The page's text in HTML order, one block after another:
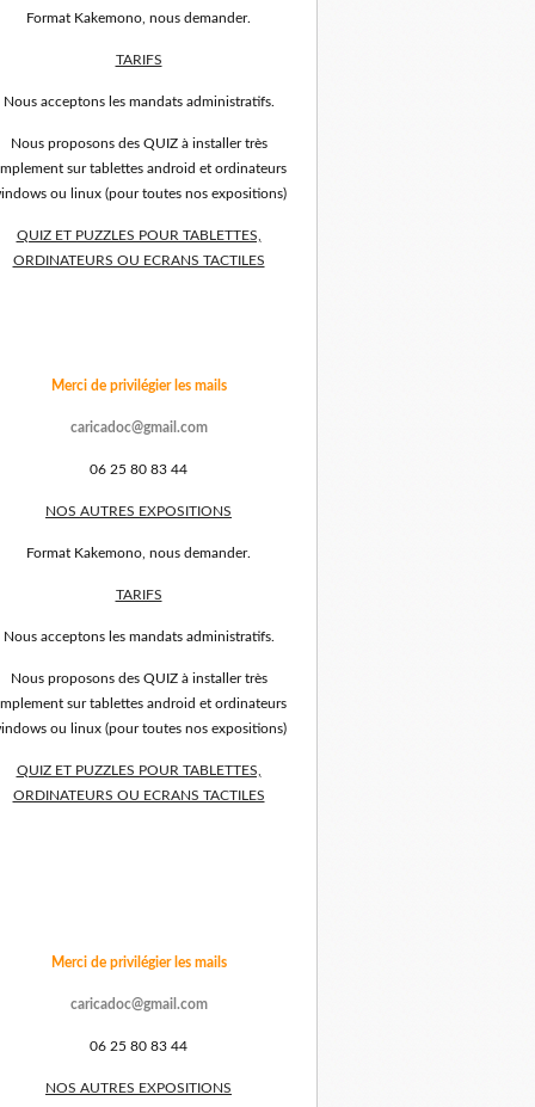
Format Kakemono, nous demander.
TARIFS
Nous acceptons les mandats administratifs.
Nous proposons des QUIZ à installer très
sur tablettes android et ordinateurs
ou linux (pour toutes nos expositions)
QUIZ ET PUZZLES POUR TABLETTES,
ORDINATEURS OU ECRANS TACTILES
Merci de privilégier les mails
caricadoc@gmail.com
06 25 80 83 44
NOS AUTRES EXPOSITIONS
Format Kakemono, nous demander.
TARIFS
Nous acceptons les mandats administratifs.
Nous proposons des QUIZ à installer très
sur tablettes android et ordinateurs
ou linux (pour toutes nos expositions)
QUIZ ET PUZZLES POUR TABLETTES,
ORDINATEURS OU ECRANS TACTILES
Merci de privilégier les mails
caricadoc@gmail.com
06 25 80 83 44
NOS AUTRES EXPOSITIONS